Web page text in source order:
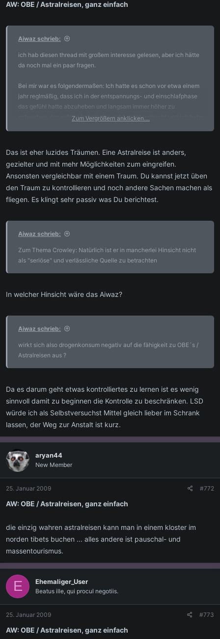
AW: OBE / Astralreisen, ganz einfach
Aiwaz schrieb:
ich hab diesen thread mit großem interesse gelesen, aber ich hätte
da noch mal ein paar fragen.
Bei mir war es folgendermaßen: Ich hatte es schon vor etwa einem
jahr reglmäßig, dass ich in der entspannungs- und einschlafphase
das gefühl hatte abzuheben und langsam immer höher zu
schweben. Am anfang hat mir das echt angst gemacht und ich habe
kann ich mich seither sehr oft daran erinnern. manchmal bis ins
detail.
Hat das jetzt irgendwas mit OBE/Astralreisen zu tun oder brauch ich
nur nen guten psychiater?
Zum Vergrößern anklicken....
Das ist eher luzides Träumen. Eine Astralreise ist anders,
gezielter und mit mehr Möglichkeiten zum eingreifen.
Ansonsten vergleichbar mit einem Traum. Du kannst jetzt üben
den Traum zu kontrollieren und noch andere Sachen machen als
fliegen. Es klingt sehr passiv was Du berichtest.
Aiwaz schrieb:
Zum Thema Crowley: Natürlich ist er in mancherlei Hinsicht nicht
als "seriöse" und verlässliche Quelle zu betrachten
In welcher Hinsicht wäre das Aiwaz?
Aiwaz schrieb:
wirkt sich also drogenkonsum negativ auf die fähigkeit zu OBE´s /
Astralreisen aus ?
Da es darum geht etwas kontrolliertes zu lernen ist es wenig
sinnvoll damit zu beginnen die Kontrolle zu beschränken. LSD
würde ich als Selbstversuchst Mittel gleich lieber im Schrank
lassen, der Weg zur Anstalt ist kurz.
aryan44
New Member
25. Januar 2009 #772
AW: OBE / Astralreisen, ganz einfach
die einzig wahren astralreisen kann man in einem kloster im
norden tibets buchen ... alles andere ist pauschal- und
massentourismus.
E Ehemaliger_User
Beatus ille, qui procul negotiis.
25. Januar 2009 #773
AW: OBE / Astralreisen, ganz einfach